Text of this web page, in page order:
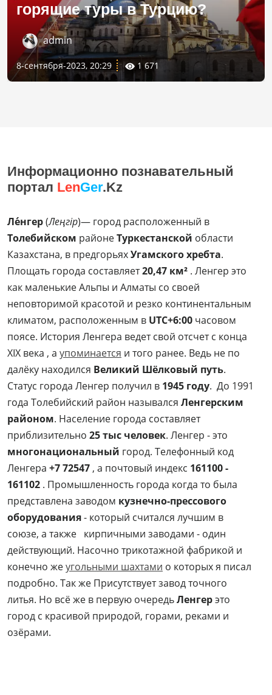
горящие туры в Турцию?
admin
8-сентября-2023, 20:29 1 671
Информационно познавательный
портал LenGer.Kz
Ле́нгер(Леңгір)— город расположенный в
Толебийском районеТуркестанской области
Казахстана, в предгорьяхУгамского хребта.
Площать города составляет20,47 км² . Ленгер это
как маленькие Альпы и Алматы со своей
неповторимой красотой и резко континентальным
климатом, расположенным в UTC+6:00 часовом
поясе. История Ленгера ведет свой отсчет с конца
XIX века , а упоминается и того ранее. Ведь не по
далёку находился Великий Шёлковый путь.
Статус города Ленгер получил в 1945 году. До 1991
года Толебийский район назывался Ленгерским
районом. Население города составляет
приблизительно 25 тыс человек. Ленгер - это
многонациональный город. Телефонный код
Ленгера +7 72547 , а почтовый индекс 161100 -
161102 . Промышленность города когда то была
представлена заводом кузнечно-прессового
оборудования- который считался лучшим в
союзе, а также кирпичными заводами - один
действующий. Насочно трикотажной фабрикой и
конечно жеугольными шахтами о которых я писал
подробно. Так же Присутствует завод точного
литья. Но всё же в первую очередьЛенгерэто
город с красивой природой, горами, реками и
озёрами.